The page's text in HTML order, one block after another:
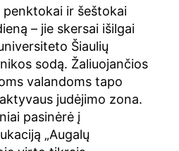
penktokai ir šeštokai
– jie skersai išilgai
Šiaulių
sodą. Žaliuojančios
valandoms tapo
judėjimo zona.
pasinėrė į
„Augalų